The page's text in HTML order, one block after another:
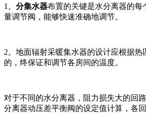
1。 分集水器布置的关键是水分离器的每
量调节阀，能够快速准确地调节。
2。地面辐射采暖集水器的设计应根据热
的，终保证和调节各房间的温度。
对于不同的水分离器，阻力损失大的回
分离器动压差平衡阀的设定值计算，各